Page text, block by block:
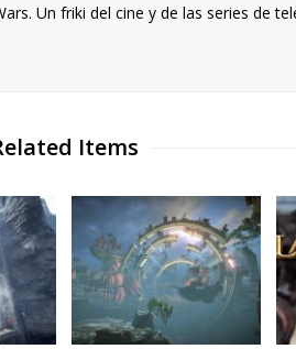
Un friki del cine y de las series de
Items